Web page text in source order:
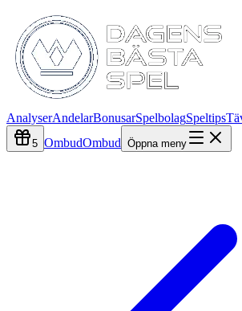
AnalyserAndelarBonusarSpelbolagSpeltips
5 OmbudOmbud Öppna meny